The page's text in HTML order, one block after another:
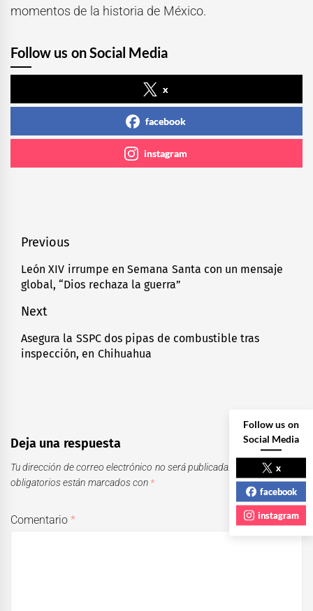
momentos de la historia de México.
Follow us on Social Media
x
facebook
instagram
Navegación
de
entradas
Previous
Previous
post:
León XIV irrumpe en Semana Santa con un mensaje
global, “Dios rechaza la guerra”
Next
Next
post:
Asegura la SSPC dos pipas de combustible tras
inspección, en Chihuahua
Deja una respuesta
Tu dirección de correo electrónico no será publicada.
Los campos
obligatorios están marcados con *
Comentario*
Follow us on
Social Media
x
facebook
instagram